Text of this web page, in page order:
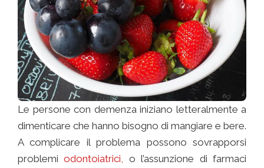
Le persone con demenza iniziano letteralmente a
dimenticare che hanno bisogno di mangiare e bere.
A complicare il problema possono sovrapporsi
problemiodontoiatrici,
o l’assunzione di farmaci